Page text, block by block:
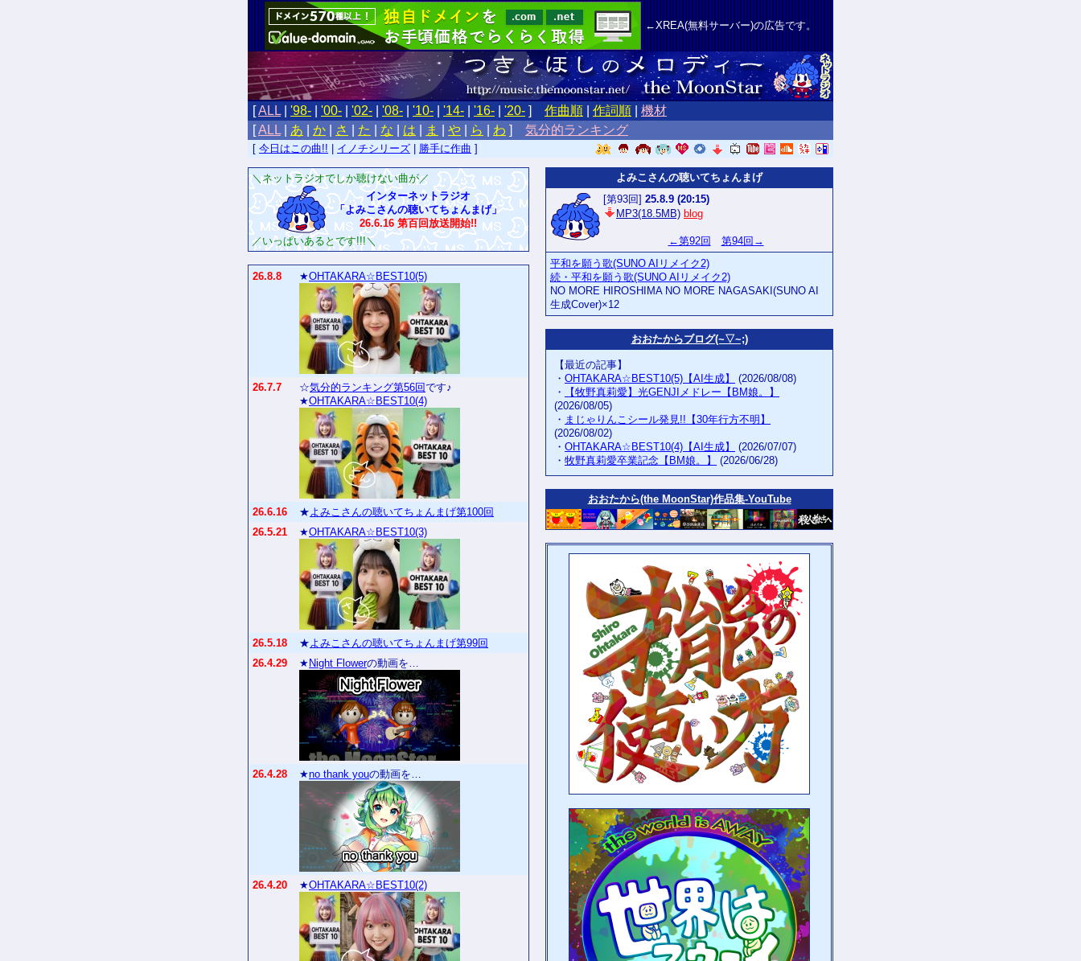
←XREA(無料サーバー)の広告です。
[ALL '98- '00- '02- '08- '10- '14- '16- '20- ] 作曲順 作詞順
機材
[ALL あ か さ た な は ま や ら わ ] 気分的ランキング
[ 今日はこの曲!! イノチシリーズ 勝手に作曲 ]
＼ネットラジオでしか聴けない曲が／
インターネットラジオ
「よみこさんの聴いてちょんまげ」
26.6.16 第百回放送開始!!
／いっぱいあるとです!!!＼
26.8.8 ★OHTAKARA☆BEST10(5)
26.7.7 ☆気分的ランキング第56回です♪
★OHTAKARA☆BEST10(4)
26.6.16 ★よみこさんの聴いてちょんまげ第100回
26.5.21
★OHTAKARA☆BEST10(3)
26.5.18 ★よみこさんの聴いてちょんまげ第99回
26.4.29
★ Night Flowerの動画を…
26.4.28 ★no thank youの動画を…
26.4.20 ★OHTAKARA☆BEST10(2)
よみこさんの聴いてちょんまげ
[第93回] 25.8.9 (20:15)
MP3(18.5MB) blog
←第92回
第94回→
平和を願う歌(SUNO AIリメイク2)
続・平和を願う歌(SUNO AIリメイク2)
NO MORE HIROSHIMA NO MORE NAGASAKI(SUNO AI
生成Cover)×12
おおたからブログ(~▽~;)
【最近の記事】
・ OHTAKARA☆BEST10(5)【AI生成】
(2026/08/08)
・
【牧野真莉愛】光GENJIメドレー【BM娘。】
(2026/08/05)
・ まじゃりんこシール発見!!【30年行方不明】
(2026/08/02)
・ OHTAKARA☆BEST10(4)【AI生成】
(2026/07/07)
・ 牧野真莉愛卒業記念【BM娘。】 (2026/06/28)
おおたから(the MoonStar)作品集‐YouTube